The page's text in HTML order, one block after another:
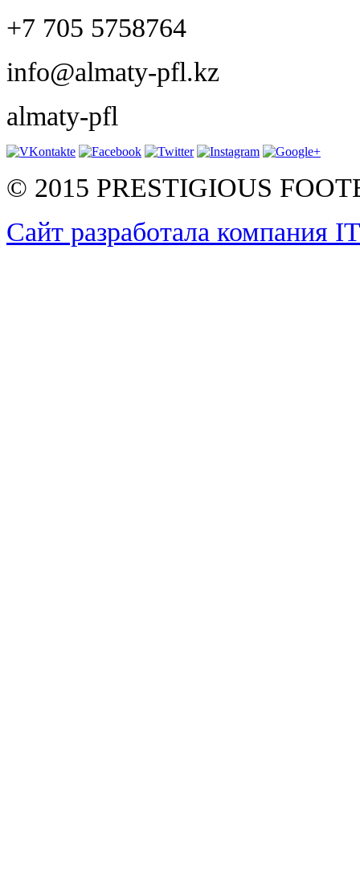
+7 705 5758764
info@almaty-pfl.kz
almaty-pfl
© 2015 PRESTIGIOUS
Сайт разработала компания